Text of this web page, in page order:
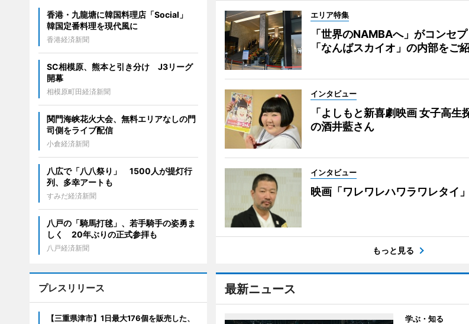
エリア特集
「世界のNAMBAへ」がコンセプ
「なんばスカイオ」の内部をご
インタビュー
「よしもと新喜劇映画 女子高生
の酒井藍さん
インタビュー
映画「ワレワレハワラワレタイ
もっと見る
最新ニュース
学ぶ・知る
香港・九龍塘に韓国料理店「Social」
韓国定番料理を現代風に
香港経済新聞
SC相模原、熊本と引き分け J3リーグ
開幕
相模原町田経済新聞
関門海峡花火大会、無料エリアなしの門
司側をライブ配信
小倉経済新聞
八広で「八八祭り」 1500人が提灯行
列、多幸アートも
すみだ経済新聞
八戸の「騎馬打毬」、若手騎手の姿勇ま
しく 20年ぶりの正式参拝も
八戸経済新聞
プレスリリース
【三重県津市】1日最大176個を販売した、